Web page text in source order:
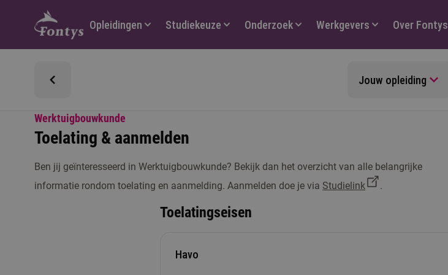
Hoofdmenu
Opleidingen Studiekeuze Onderzoek Werkgevers Over Fontys
Jouw opleiding
Werktuigbouwkunde
Toelating & aanmelden
Ben jij geïnteresseerd in Werktuigbouwkunde? Bekijk dan het overzicht van alle belangrijke
informatie rondom toelating en aanmelding. Aanmelden doe je via Studielink .
Toelatingseisen
Havo